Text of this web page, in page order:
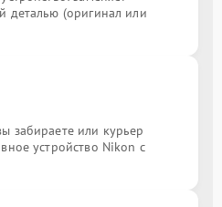
деталью (оригинал или
забираете или курьер
устройство Nikon с